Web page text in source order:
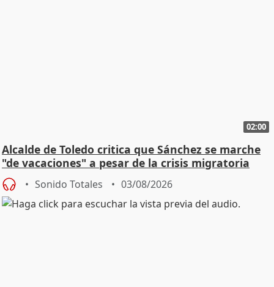
02:00
Alcalde de Toledo critica que Sánchez se marche
"de vacaciones" a pesar de la crisis migratoria
Sonido Totales 03/08/2026